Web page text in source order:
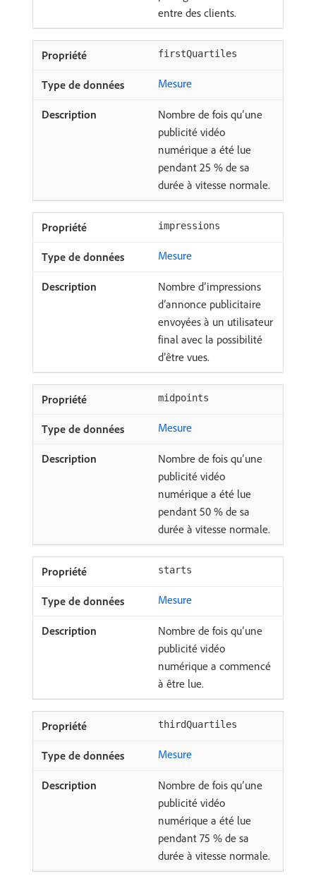
entre des clients.
firstQuartiles
Mesure
Nombre de fois qu’une
publicité vidéo
numérique a été lue
pendant 25 % de sa
durée à vitesse normale.
impressions
Mesure
Nombre d’impressions
d’annonce publicitaire
envoyées à un utilisateur
final avec la possibilité
d’être vues.
midpoints
Mesure
Nombre de fois qu’une
publicité vidéo
numérique a été lue
pendant 50 % de sa
durée à vitesse normale.
starts
Mesure
Nombre de fois qu’une
publicité vidéo
numérique a commencé
à être lue.
thirdQuartiles
Mesure
Nombre de fois qu’une
publicité vidéo
numérique a été lue
pendant 75 % de sa
durée à vitesse normale.